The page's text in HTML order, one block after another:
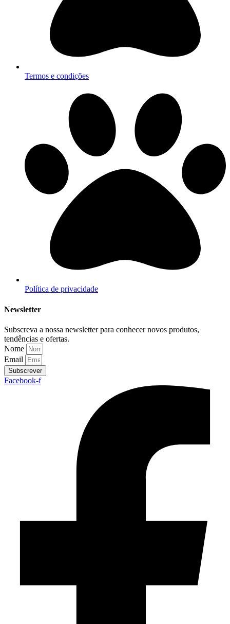
Termos e condições
Política de privacidade
Newsletter
Subscreva a nossa newsletter para conhecer novos produtos,
tendências e ofertas.
Nome
Email
Subscrever
Facebook-f